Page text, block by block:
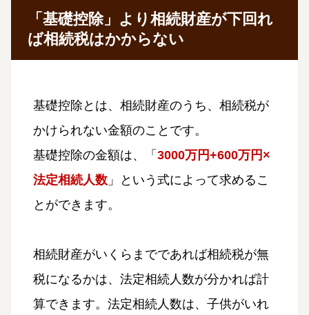
「基礎控除」より相続財産が下回れ
ば相続税はかからない
基礎控除とは、相続財産のうち、相続税が
かけられない金額のことです。
基礎控除の金額は、「 3000万円+600万円×
法定相続人数 」という式によって求めるこ
とができます。
相続財産がいくらまでであれば相続税が無
税になるかは、法定相続人数が分かれば計
算できます。法定相続人数は、子供がいれ